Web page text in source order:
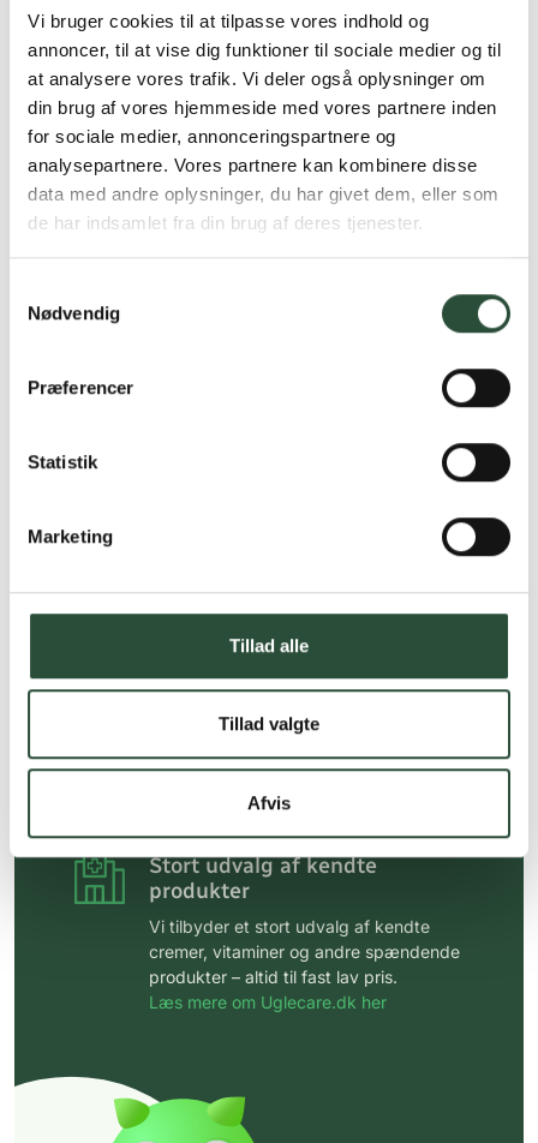
Vi bruger cookies til at tilpasse vores indhold og
annoncer, til at vise dig funktioner til sociale medier og til
at analysere vores trafik. Vi deler også oplysninger om
din brug af vores hjemmeside med vores partnere inden
for sociale medier, annonceringspartnere og
analysepartnere. Vores partnere kan kombinere disse
data med andre oplysninger, du har givet dem, eller som
de har indsamlet fra din brug af deres tjenester.
Nødvendig
Præferencer
Statistik
Marketing
Tillad alle
Tillad valgte
Afvis
medicinsk udstyr.
Køb Wartner produkter hos
Uglecare
PåUglecarefinder du Wartner produkter, som du kan bestille
direkte online med hurtig levering. Vi anbefaler altid, at du læser
brugsanvisningen grundigt, før du anvender produktet. Ved
vedvarende eller uafklarede hudforandringer bør
Hurtig levering (30 min. i Kbh)
Hurtigt leveringen via GLS, og DAO
Faste lave priser*
*Gælder ikke ernæringsprodukter.
Stort udvalg af kendte
produkter
Vi tilbyder et stort udvalg af kendte
cremer, vitaminer og andre spændende
produkter – altid til fast lav pris.
Læs mere om Uglecare.dk her